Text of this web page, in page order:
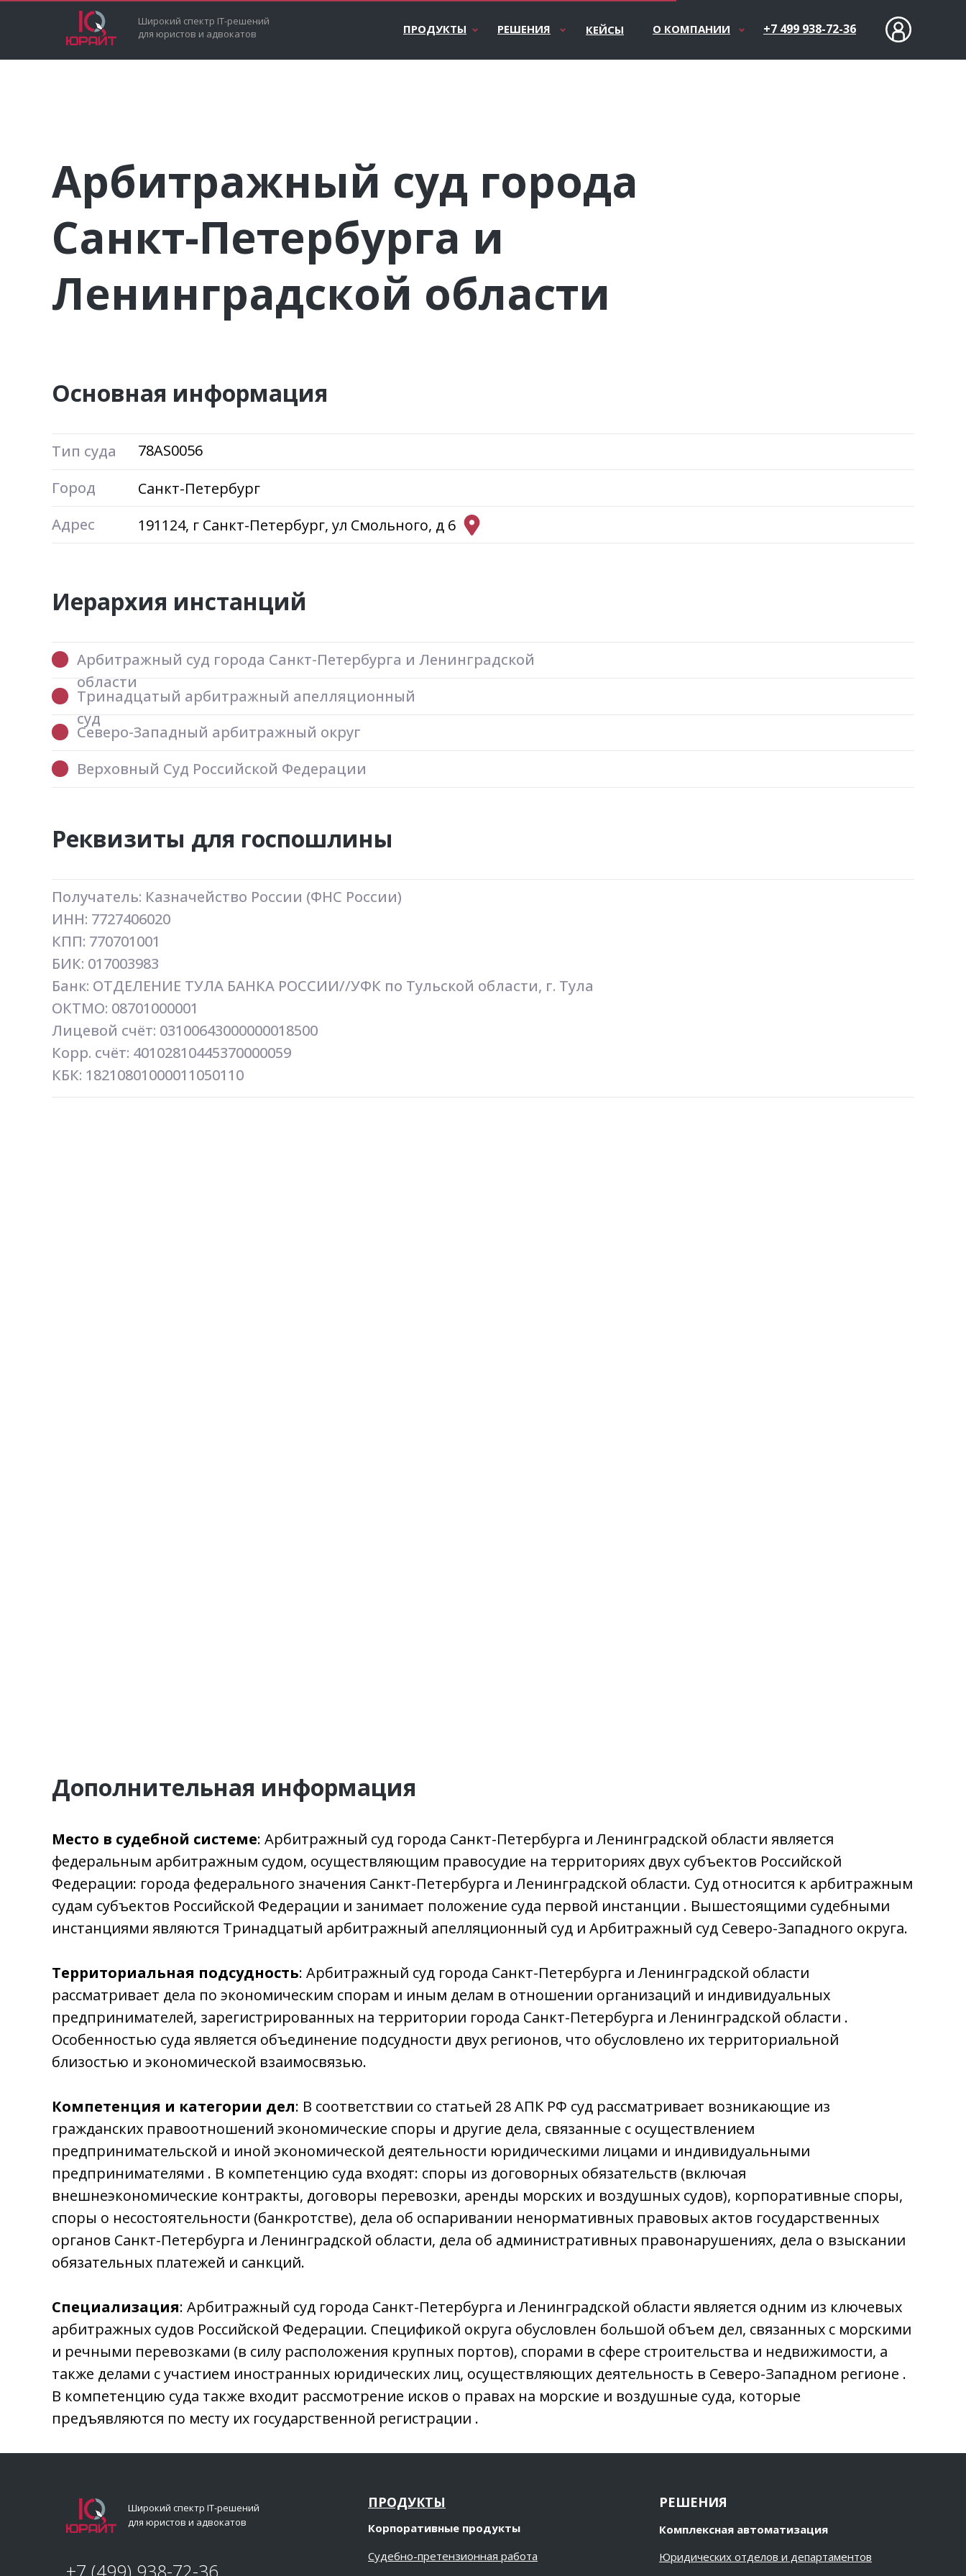
Широкий спектр IT-решений
для юристов и адвокатов
РЕШЕНИЯ О КОМПАНИИ +7 499 938-72-36
ПРОДУКТЫ КЕЙСЫ
Арбитражный суд города
Санкт-Петербурга и
Ленинградской области
Основная информация
Тип суда
Город
Адрес
78AS0056
Санкт-Петербург
191124, г Санкт-Петербург, ул Смольного, д 6
Иерархия инстанций
Арбитражный суд города Санкт-Петербурга и Ленинградской
области
Тринадцатый арбитражный апелляционный
суд
Северо-Западный арбитражный округ
Верховный Суд Российской Федерации
Реквизиты для госпошлины
Получатель: Казначейство России (ФНС России)
ИНН: 7727406020
КПП: 770701001
БИК: 017003983
Банк: ОТДЕЛЕНИЕ ТУЛА БАНКА РОССИИ//УФК по Тульской области, г. Тула
ОКТМО: 08701000001
Лицевой счёт: 03100643000000018500
Корр. счёт: 40102810445370000059
КБК: 18210801000011050110
Дополнительная информация
Место в судебной системе: Арбитражный суд города Санкт-Петербурга и Ленинградской области является
федеральным арбитражным судом, осуществляющим правосудие на территориях двух субъектов Российской
Федерации: города федерального значения Санкт-Петербурга и Ленинградской области. Суд относится к арбитражным
судам субъектов Российской Федерации и занимает положение суда первой инстанции . Вышестоящими судебными
инстанциями являются Тринадцатый арбитражный апелляционный суд и Арбитражный суд Северо-Западного округа.
Территориальная подсудность: Арбитражный суд города Санкт-Петербурга и Ленинградской области
рассматривает дела по экономическим спорам и иным делам в отношении организаций и индивидуальных
предпринимателей, зарегистрированных на территории города Санкт-Петербурга и Ленинградской области .
Особенностью суда является объединение подсудности двух регионов, что обусловлено их территориальной
близостью и экономической взаимосвязью.
Компетенция и категории дел: В соответствии со статьей 28 АПК РФ суд рассматривает возникающие из
гражданских правоотношений экономические споры и другие дела, связанные с осуществлением
предпринимательской и иной экономической деятельности юридическими лицами и индивидуальными
предпринимателями . В компетенцию суда входят: споры из договорных обязательств (включая
внешнеэкономические контракты, договоры перевозки, аренды морских и воздушных судов), корпоративные споры,
споры о несостоятельности (банкротстве), дела об оспаривании ненормативных правовых актов государственных
органов Санкт-Петербурга и Ленинградской области, дела об административных правонарушениях, дела о взыскании
обязательных платежей и санкций.
Специализация: Арбитражный суд города Санкт-Петербурга и Ленинградской области является одним из ключевых
арбитражных судов Российской Федерации. Спецификой округа обусловлен большой объем дел, связанных с морскими
и речными перевозками (в силу расположения крупных портов), спорами в сфере строительства и недвижимости, а
также делами с участием иностранных юридических лиц, осуществляющих деятельность в Северо-Западном регионе .
В компетенцию суда также входит рассмотрение исков о правах на морские и воздушные суда, которые
предъявляются по месту их государственной регистрации .
Широкий спектр IT-решений
для юристов и адвокатов
+7 (499) 938-72-36
ПРОДУКТЫ
Корпоративные продукты
Судебно-претензионная работа
РЕШЕНИЯ
Комплексная автоматизация
Юридических отделов и департаментов